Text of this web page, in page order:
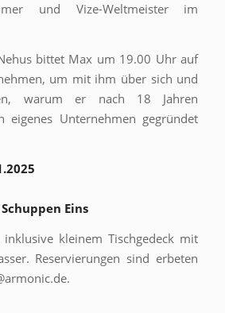
und Vize-Weltmeister im
bittet Max um 19.00 Uhr auf
um mit ihm über sich und
warum er nach 18 Jahren
eigenes Unternehmen gegründet
Eins
kleinem Tischgedeck mit
Reservierungen sind erbeten